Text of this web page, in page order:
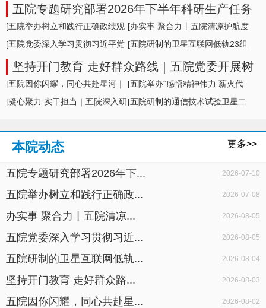
五院专题研究部署2026年下半年科研生产任务
形势及举措
[五院举办树立和践行正确政绩观
学习教育专题... ]
[办实事 聚合力丨五院清凉护航度
盛夏，暖心... ]
[五院党委深入学习贯彻习近平党
建思想，专题... ]
[五院研制的卫星互联网低轨23组
卫星成功发... ]
坚持开门教育 走好群众路线｜五院党委开展树
立和践行正确政绩观学习教育面对面座谈
[五院因你闪耀，同心共赴星河｜
五院举办20... ]
[五院举办“感悟精神伟力 薪火代
代相传”暨... ]
[凝心聚力 实干担当｜五院深入研[五院研制的通信技术试验卫星二
本院动态 更多>>
五院专题研究部署2026年下... 2026-07-10
五院举办树立和践行正确政... 2026-07-08
办实事 聚合力丨五院清凉... 2026-08-05
五院党委深入学习贯彻习近... 2026-08-05
五院研制的卫星互联网低轨... 2026-08-04
坚持开门教育 走好群众路... 2026-08-03
五院因你闪耀，同心共赴星... 2026-08-02